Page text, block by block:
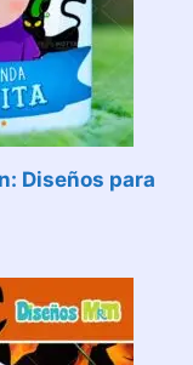
Diseños para